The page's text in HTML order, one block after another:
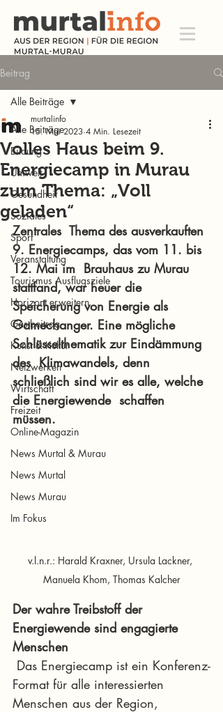
Beitrag
Alle Beiträge
Bildung
Umwelt
Gesundheit
Soziales
Sport
Veranstaltung
Tourismus Ausflugsziele
Horizont erweitern
Gastbeitrag
Kunst & Kultur
Netzwerken
Wirtschaft
Freizeit
Online-Magazin
News Murtal & Murau
News Murtal
News Murau
Im Fokus
Alle Beiträge
Volles Haus beim 9.
Energiecamp in Murau
zum Thema: „Voll
geladen“
murtalinfo
15. Mai 2023 4 Min. Lesezeit
Zentrales  Thema des ausverkauften
9. Energiecamps, das vom 11. bis
12. Mai im  Brauhaus zu Murau
stattfand, war heuer die
Speicherung von Energie als
Gamechanger. Eine mögliche
Schlüsselthematik zur Eindämmung
des  Klimawandels, denn
schließlich sind wir es alle, welche
die Energiewende  schaffen
müssen.
v.l.n.r.: Harald Kraxner, Ursula Lackner,
Manuela Khom, Thomas Kalcher
Der wahre Treibstoff der
Energiewende sind engagierte
Menschen
Format für alle interessierten
Menschen aus der Region,